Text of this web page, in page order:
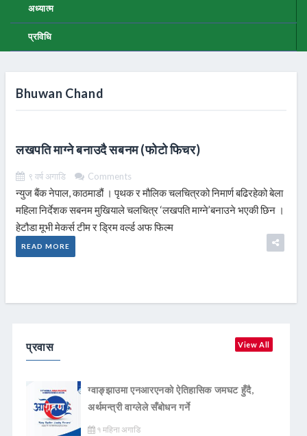
अध्यात्म
प्रविधि
Bhuwan Chand
लखपति माग्ने बनाउदै सबनम (फोटो फिचर)
९ वर्ष अगाडि Comments
न्युज बैंक नेपाल, काठमाडौं । पृथक र मौलिक चलचित्रको निमार्ण बढिरहेको बेला
महिला निर्देशक सबनम मुखियाले चलचित्र ‘लखपति माग्ने’बनाउने भएकी छिन ।
हेटौडा मूभी मेकर्स टीम र ड्रिम वर्ल्ड अफ फिल्म
READ MORE
प्रवास View All
ग्वाङ्झाउमा एनआरएनको ऐतिहासिक जमघट हुँदै,
अर्थमन्त्री वाग्लेले सँबोधन गर्ने
१ महिना अगाडि